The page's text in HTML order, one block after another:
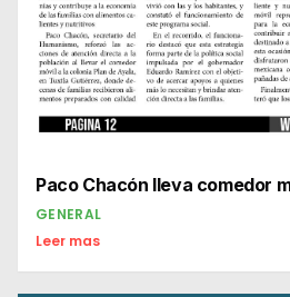
Paco Chacón lleva comedor
GENERAL
Leer mas